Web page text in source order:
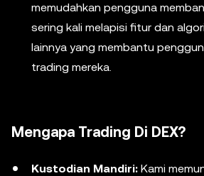
memudahkan pengguna
sering kali melapisi fitur dan
lainnya yang membantu
trading mereka.
Mengapa Trading Di DEX?
Kustodian Mandiri: Kami